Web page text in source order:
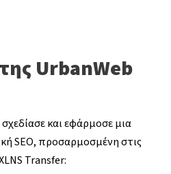
UrbanWeb
και εφάρμοσε μια
SEO, προσαρμοσμένη στις
Transfer: